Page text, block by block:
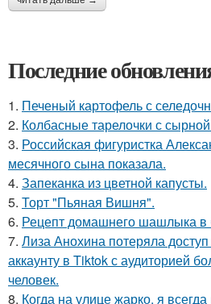
Последние
1. Печеный картофель с
2. Колбасные тарелочки с
3. Российская фигуристка
месячного сына показала.
4. Запеканка из цветной капусты.
5. Торт "Пьяная Вишня".
6. Рецепт домашнего шашлыка в
7. Лиза Анохина потеряла
аккаунту в Tiktok с аудиторией
человек.
8. Когда на улице жарко, я